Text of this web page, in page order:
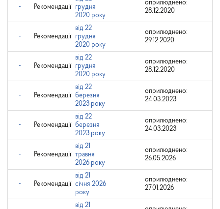
- Рекомендації грудня
2020 року
оприлюднено:
28.12.2020
- Рекомендації
від 22
грудня
2020 року
оприлюднено:
29.12.2020
- Рекомендації
від 22
грудня
2020 року
оприлюднено:
28.12.2020
- Рекомендації
від 22
березня
2023 року
оприлюднено:
24.03.2023
- Рекомендації
від 22
березня
2023 року
оприлюднено:
24.03.2023
- Рекомендації
від 21
травня
2026 року
оприлюднено:
26.05.2026
- Рекомендації
від 21
січня 2026
року
оприлюднено:
27.01.2026
від 21